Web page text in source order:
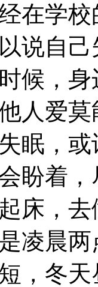
在学
说自
候，
人爱莫
，或
盼着
床，
晨两
，冬